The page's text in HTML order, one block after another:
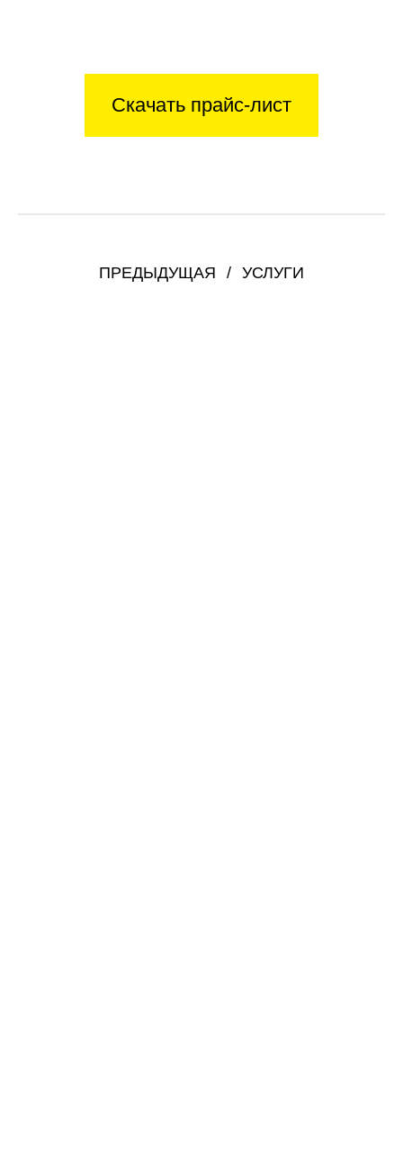
Скачать прайс-лист
ПРЕДЫДУЩАЯ УСЛУГИ